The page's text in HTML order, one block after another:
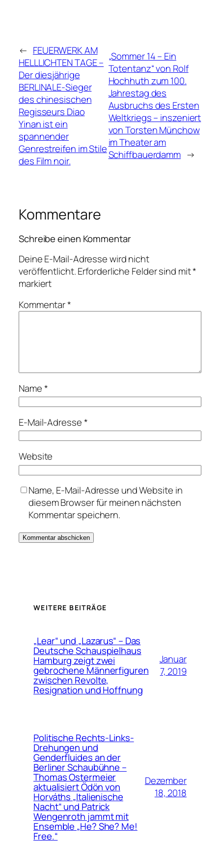
← FEUERWERK AM
HELLLICHTEN TAGE –
Der diesjährige
BERLINALE-Sieger
des chinesischen
Regisseurs Diao
Yinan ist ein
spannender
Genrestreifen im Stile
des Film noir.
„Sommer 14 – Ein
Totentanz“ von Rolf
Hochhuth zum 100.
Jahrestag des
Ausbruchs des Ersten
Weltkriegs – inszeniert
von Torsten Münchow
im Theater am
Schiffbauerdamm →
Kommentare
Schreibe einen Kommentar
Deine E-Mail-Adresse wird nicht
veröffentlicht.Erforderliche Felder sind mit*
markiert
Kommentar*
Name*
E-Mail-Adresse*
Website
Name, E-Mail-Adresse und Website in
diesem Browser für meinen nächsten
Kommentar speichern.
WEITERE BEITRÄGE
„Lear“ und „Lazarus“ – Das
Deutsche Schauspielhaus
Hamburg zeigt zwei
gebrochene Männerfiguren
zwischen Revolte,
Resignation und Hoffnung
Januar
7, 2019
Politische Rechts-Links-
Drehungen und
Genderfluides an der
Berliner Schaubühne –
Thomas Ostermeier
aktualisiert Ödön von
Horváths „Italienische
Nacht“ und Patrick
Wengenroth jammt mit
Ensemble „He? She? Me!
Free.“
Dezember
18, 2018